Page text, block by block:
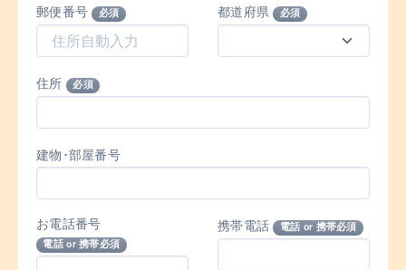
郵便番号 必須 都道府県 必須
住所 必須
建物･部屋番号
お電話番号
電話 or 携帯必須
携帯電話 電話 or 携帯必須